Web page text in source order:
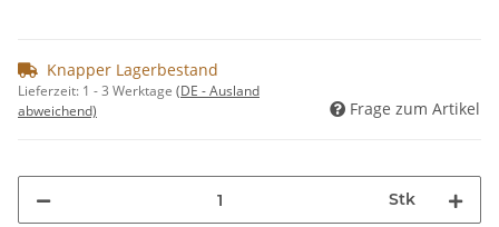
Knapper Lagerbestand
Lieferzeit: 1 - 3 Werktage (DE - Ausland
abweichend)
Frage zum Artikel
Stk